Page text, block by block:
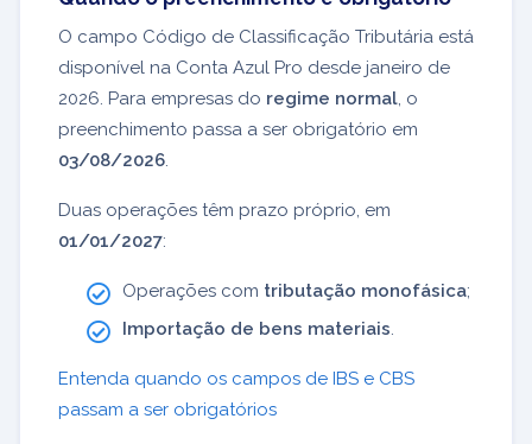
O campo Código de Classificação Tributária está
disponível na Conta Azul Pro desde janeiro de
2026. Para empresas do regime normal , o
preenchimento passa a ser obrigatório em
03/08/2026
Duas operações têm prazo próprio, em
01/01/2027:
Operações com tributação monofásica;
Importação de bens materiais
Entenda quando os campos de IBS e CBS
passam a ser obrigatórios